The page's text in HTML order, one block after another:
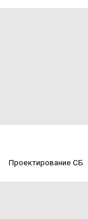
Проектирование СБ